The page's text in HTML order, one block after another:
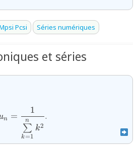
Pcsi Séries numériques
et séries
{u_{n}=\dfrac{1}
n =
k=1
∑
n
k2
1
.